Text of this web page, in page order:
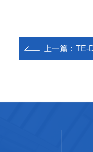
上一篇： TE-